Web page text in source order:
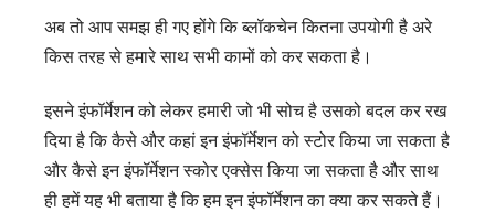
अब तो आप समझ ही गए होंगे कि ब्लॉकचेन कितना उपयोगी है अरे
किस तरह से हमारे साथ सभी कामों को कर सकता है।
इसने इंफॉर्मेशन को लेकर हमारी जो भी सोच है उसको बदल कर रख
दिया है कि कैसे और कहां इन इंफॉर्मेशन को स्टोर किया जा सकता है
और कैसे इन इंफॉर्मेशन स्कोर एक्सेस किया जा सकता है और साथ
ही हमें यह भी बताया है कि हम इन इंफॉर्मेशन का क्या कर सकते हैं।